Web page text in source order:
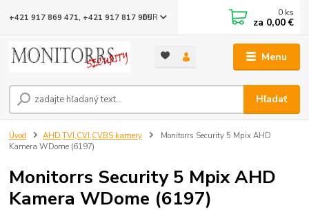
Menu
EUR
Hľadať
+421 917 869 471, +421 917 817 905 0 ks
za 0,00 €
Úvod AHD,TVI,CVI,CVBS kamery
Monitorrs Security 5 Mpix AHD
Kamera WDome (6197)
Monitorrs Security 5 Mpix AHD
Kamera WDome (6197)